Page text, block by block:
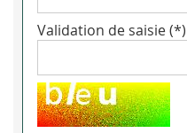
Validation de saisie (*)